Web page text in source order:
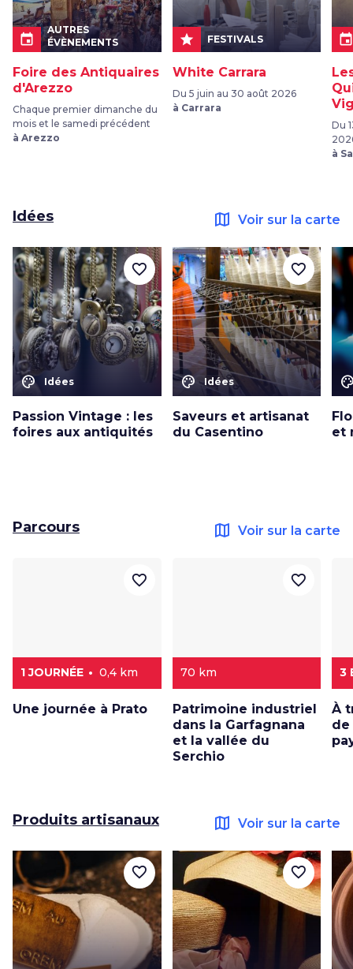
event
AUTRES
ÉVÈNEMENTS
Foire des Antiquaires
d'Arezzo
Chaque premier dimanche du
mois et le samedi précédent
à Arezzo
star FESTIVALS
White Carrara
Du 5 juin au 30 août 2026
à Carrara
Du
à
Idées map Voir sur la carte
color_lens Idées
Passion Vintage : les
foires aux antiquités
favorite_border
color_lens Idées
Saveurs et artisanat
du Casentino
favorite_border
et
Parcours map Voir sur la carte
1 JOURNÉE 0,4 km
Une journée à Prato
favorite_border
70 km
Patrimoine industriel
dans la Garfagnana
et la vallée du
Serchio
favorite_border
3
À
de
Produits artisanaux map Voir sur la carte
favorite_border favorite_border